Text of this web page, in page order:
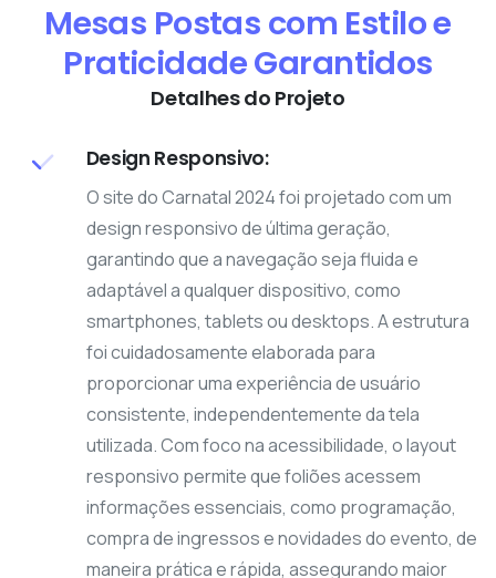
Mesas Postas com Estilo e
Praticidade Garantidos
Detalhes do Projeto
Design Responsivo:
O site do Carnatal 2024 foi projetado com um
design responsivo de última geração,
garantindo que a navegação seja fluida e
adaptável a qualquer dispositivo, como
smartphones, tablets ou desktops. A estrutura
foi cuidadosamente elaborada para
proporcionar uma experiência de usuário
consistente, independentemente da tela
utilizada. Com foco na acessibilidade, o layout
responsivo permite que foliões acessem
informações essenciais, como programação,
compra de ingressos e novidades do evento, de
maneira prática e rápida, assegurando maior